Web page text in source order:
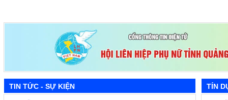
TIN TỨC - SỰ KIỆN TÍN